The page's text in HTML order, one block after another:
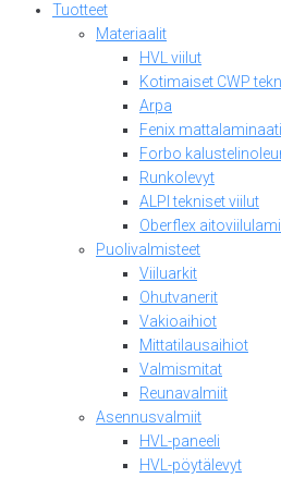
Tuotteet
Materiaalit
HVL viilut
Kotimaiset CWP
Arpa
Fenix
Forbo
Runkolevyt
ALPI tekniset viilut
Oberflex
Puolivalmisteet
Viiluarkit
Ohutvanerit
Vakioaihiot
Mittatilausaihiot
Valmismitat
Reunavalmiit
Asennusvalmiit
HVL-paneeli
HVL-pöytälevyt